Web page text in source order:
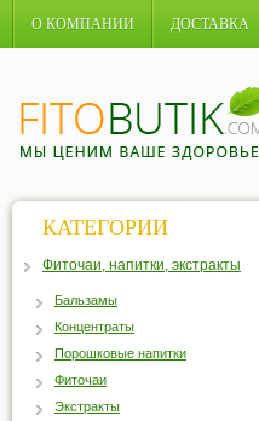
О КОМПАНИИ ДОСТАВКА
КАТЕГОРИИ
Фиточаи, напитки, экстракты
Бальзамы
Концентраты
Порошковые напитки
Фиточаи
Экстракты